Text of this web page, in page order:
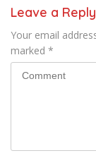
Leave a Reply
Your email
marked *